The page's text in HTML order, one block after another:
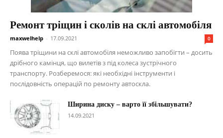
Ремонт тріщин і сколів на склі автомобіля
maxwelhelp - 17.09.2021 0
Поява тріщини на склі автомобіля неможливо запобігти – досить
дрібного камінця, що вилетів з під колеса зустрічного
транспорту. Розберемося: які необхідні інструменти і
послідовність операцій по ремонту автоскла.
Ширина диску – варто її збільшувати?
14.09.2021